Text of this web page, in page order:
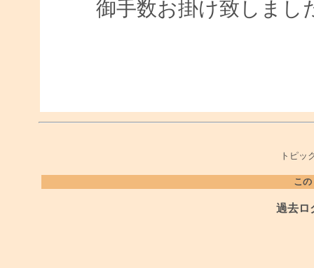
御手数お掛け致しまし
トピッ
こ
過去ロ